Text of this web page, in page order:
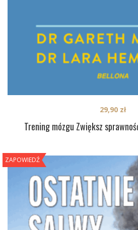
Trening mózgu Zwiększ
29,90 zł
ZAPOWIEDŹ